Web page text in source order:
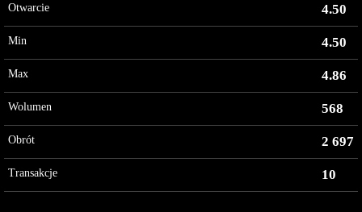
Otwarcie 4.50
Min 4.50
Max 4.86
Wolumen 568
Obrót 2 697
Transakcje 10